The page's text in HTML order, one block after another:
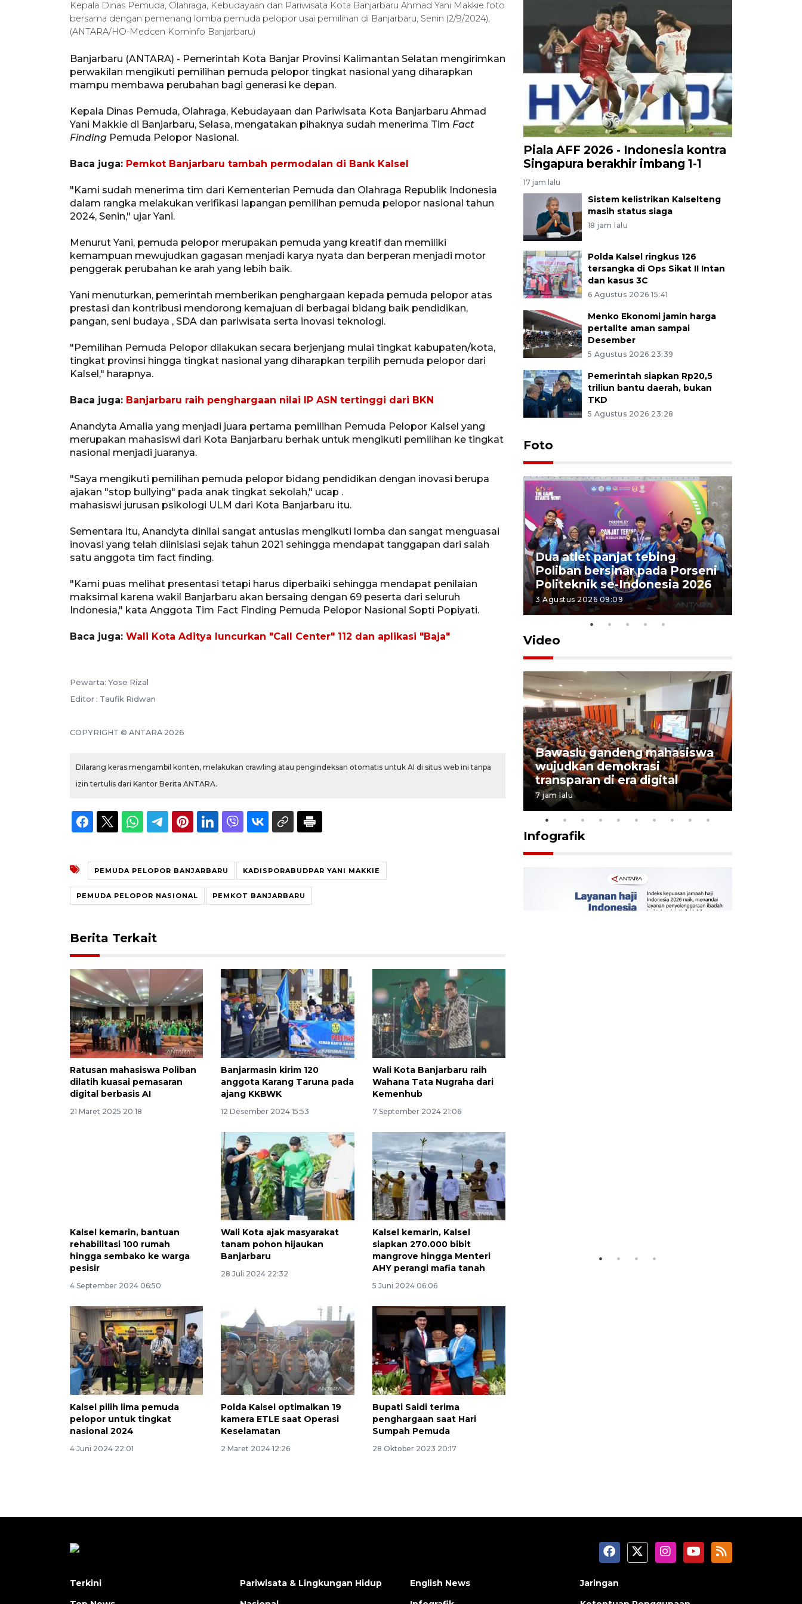
Kepala Dinas Pemuda, Olahraga, Kebudayaan dan Pariwisata Kota Banjarbaru Ahmad Yani Makkie foto
bersama dengan pemenang lomba pemuda pelopor usai pemilihan di Banjarbaru, Senin (2/9/2024).
(ANTARA/HO-Medcen Kominfo Banjarbaru)
Banjarbaru (ANTARA) - Pemerintah Kota Banjar Provinsi Kalimantan Selatan mengirimkan
perwakilan mengikuti pemilihan pemuda pelopor tingkat nasional yang diharapkan
mampu membawa perubahan bagi generasi ke depan.
Kepala Dinas Pemuda, Olahraga, Kebudayaan dan Pariwisata Kota Banjarbaru Ahmad
Yani Makkie di Banjarbaru, Selasa, mengatakan pihaknya sudah menerima Tim Fact
Finding Pemuda Pelopor Nasional.
Baca juga: Pemkot Banjarbaru tambah permodalan di Bank Kalsel
"Kami sudah menerima tim dari Kementerian Pemuda dan Olahraga Republik Indonesia
dalam rangka melakukan verifikasi lapangan pemilihan pemuda pelopor nasional tahun
2024, Senin," ujar Yani.
Menurut Yani, pemuda pelopor merupakan pemuda yang kreatif dan memiliki
kemampuan mewujudkan gagasan menjadi karya nyata dan berperan menjadi motor
penggerak perubahan ke arah yang lebih baik.
Yani menuturkan, pemerintah memberikan penghargaan kepada pemuda pelopor atas
prestasi dan kontribusi mendorong kemajuan di berbagai bidang baik pendidikan,
pangan, seni budaya , SDA dan pariwisata serta inovasi teknologi.
"Pemilihan Pemuda Pelopor dilakukan secara berjenjang mulai tingkat kabupaten/kota,
tingkat provinsi hingga tingkat nasional yang diharapkan terpilih pemuda pelopor dari
Kalsel," harapnya.
Baca juga: Banjarbaru raih penghargaan nilai IP ASN tertinggi dari BKN
Anandyta Amalia yang menjadi juara pertama pemilihan Pemuda Pelopor Kalsel yang
merupakan mahasiswi dari Kota Banjarbaru berhak untuk mengikuti pemilihan ke tingkat
nasional menjadi juaranya.
"Saya mengikuti pemilihan pemuda pelopor bidang pendidikan dengan inovasi berupa
ajakan "stop bullying" pada anak tingkat sekolah," ucap .
mahasiswi jurusan psikologi ULM dari Kota Banjarbaru itu.
Sementara itu, Anandyta dinilai sangat antusias mengikuti lomba dan sangat menguasai
inovasi yang telah diinisiasi sejak tahun 2021 sehingga mendapat tanggapan dari salah
satu anggota tim fact finding.
"Kami puas melihat presentasi tetapi harus diperbaiki sehingga mendapat penilaian
maksimal karena wakil Banjarbaru akan bersaing dengan 69 peserta dari seluruh
Indonesia," kata Anggota Tim Fact Finding Pemuda Pelopor Nasional Sopti Popiyati.
Baca juga: Wali Kota Aditya luncurkan "Call Center" 112 dan aplikasi "Baja"
Pewarta: Yose Rizal
Editor : Taufik Ridwan
COPYRIGHT © ANTARA 2026
Dilarang keras mengambil konten, melakukan crawling atau pengindeksan otomatis untuk AI di situs web ini tanpa
izin tertulis dari Kantor Berita ANTARA.
PEMUDA PELOPOR BANJARBARU KADISPORABUDPAR YANI MAKKIE
PEMUDA PELOPOR NASIONAL PEMKOT BANJARBARU
Berita Terkait
Ratusan mahasiswa Poliban
dilatih kuasai pemasaran
digital berbasis AI
21 Maret 2025 20:18
Banjarmasin kirim 120
anggota Karang Taruna pada
ajang KKBWK
12 Desember 2024 15:53
Wali Kota Banjarbaru raih
Wahana Tata Nugraha dari
Kemenhub
7 September 2024 21:06
Kalsel kemarin, bantuan
rehabilitasi 100 rumah
hingga sembako ke warga
pesisir
4 September 2024 06:50
Wali Kota ajak masyarakat
tanam pohon hijaukan
Banjarbaru
28 Juli 2024 22:32
Kalsel kemarin, Kalsel
siapkan 270.000 bibit
mangrove hingga Menteri
AHY perangi mafia tanah
5 Juni 2024 06:06
Kalsel pilih lima pemuda
pelopor untuk tingkat
nasional 2024
4 Juni 2024 22:01
Polda Kalsel optimalkan 19
kamera ETLE saat Operasi
Keselamatan
2 Maret 2024 12:26
Bupati Saidi terima
penghargaan saat Hari
Sumpah Pemuda
28 Oktober 2023 20:17
Piala AFF 2026 - Indonesia kontra
Singapura berakhir imbang 1-1
17 jam lalu
Sistem kelistrikan Kalselteng
masih status siaga
18 jam lalu
Polda Kalsel ringkus 126
tersangka di Ops Sikat II Intan
dan kasus 3C
6 Agustus 2026 15:41
Menko Ekonomi jamin harga
pertalite aman sampai
Desember
5 Agustus 2026 23:39
Pemerintah siapkan Rp20,5
triliun bantu daerah, bukan
TKD
5 Agustus 2026 23:28
Foto
Bola Usia Dini
23 Juli 2026 21:36
Dua atlet panjat tebing
Poliban bersinar pada Porseni
Politeknik se-Indonesia 2026
3 Agustus 2026 09:09
Video
Pendidikan Kesetaraan
Bawaslu gandeng mahasiswa
wujudkan demokrasi
transparan di era digital
7 jam lalu
Infografik
160 ribu sambungan baru
jaringan gas 2026
2026-08-07 18:00:00
Terkini
Pariwisata & Lingkungan Hidup
English News
Jaringan